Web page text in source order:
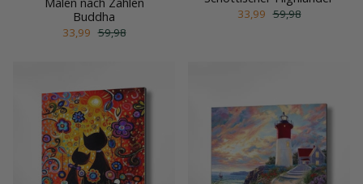
Buddha
33,99 59,98
33,99 59,98